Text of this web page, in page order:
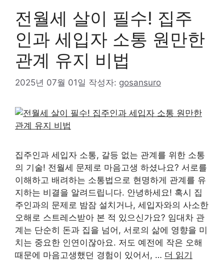
전월세 살이 필수! 집주
인과 세입자 소통 원만한
관계 유지 비법
2025년 07월 01일 작성자: gosansuro
집주인과 세입자 소통, 갈등 없는 관계를 위한 소통
의 기술! 전월세 문제로 마음고생 하셨나요? 서로를
이해하고 배려하는 소통법으로 현명하게 관계를 유
지하는 비결을 알려드립니다. 안녕하세요! 혹시 집
주인과의 문제로 밤잠 설치거나, 세입자와의 사소한
오해로 스트레스받아 본 적 있으신가요? 임대차 관
계는 단순히 돈과 집을 넘어, 서로의 삶에 영향을 미
치는 중요한 인연이잖아요. 저도 예전에 작은 오해
때문에 마음고생했던 경험이 있어서, … 더 읽기